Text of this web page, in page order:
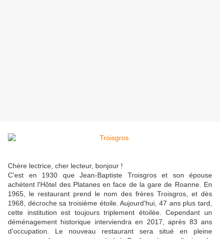
Chère lectrice, cher lecteur, bonjour !
C'est en 1930 que Jean-Baptiste Troisgros et son épouse
achètent l'Hôtel des Platanes en face de la gare de Roanne. En
1965, le restaurant prend le nom des frères Troisgros, et dès
1968, décroche sa troisième étoile. Aujourd'hui, 47 ans plus tard,
cette institution est toujours triplement étoilée. Cependant un
déménagement historique interviendra en 2017, après 83 ans
d'occupation. Le nouveau restaurant sera situé en pleine